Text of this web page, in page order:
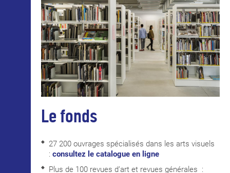
Le fonds
27 200 ouvrages spécialisés dans les arts visuels
: consultez le catalogue en ligne
Plus de 100 revues d’art et revues générales :